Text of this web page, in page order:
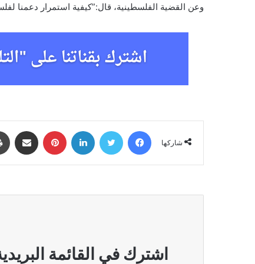
وعن القضية الفلسطينية، قال:”كيفية استمرار دعمنا
شاركها
فيسبوك تويتر لينكدإن بينتيريست مشاركة عبر
اشترك في القائمة